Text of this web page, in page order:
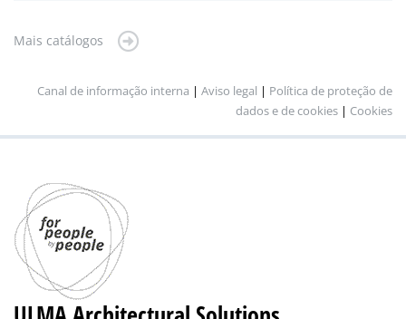
Mais catálogos
Canal de informação interna | Aviso legal | Política de proteção de
dados e de cookies | Cookies